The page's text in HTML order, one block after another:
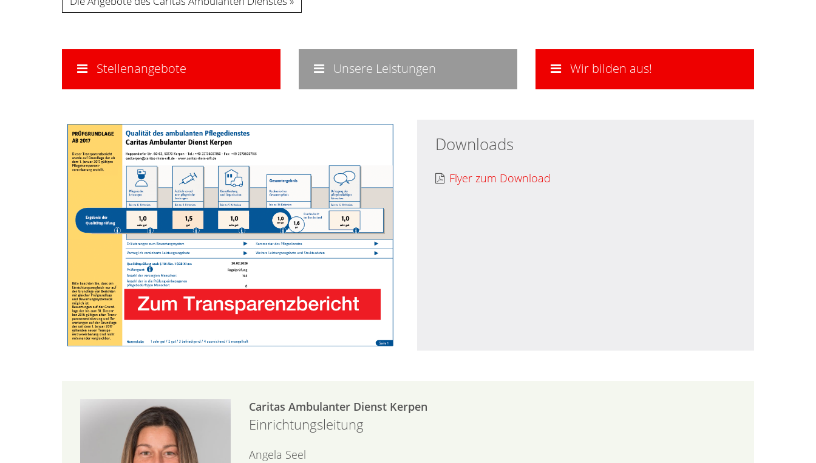
Stellenangebote Unsere Leistungen Wir bilden aus!
Downloads
Flyer zum Download
Caritas Ambulanter Dienst Kerpen
Einrichtungsleitung
Angela Seel